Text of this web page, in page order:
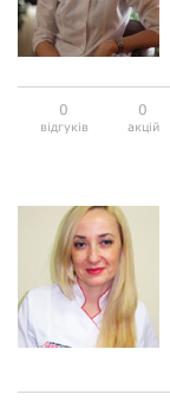
0
відгуків
0
акцій